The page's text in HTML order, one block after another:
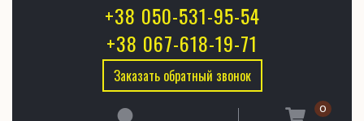
+38 050-531-95-54
+38 067-618-19-71
Заказать обратный звонок
0